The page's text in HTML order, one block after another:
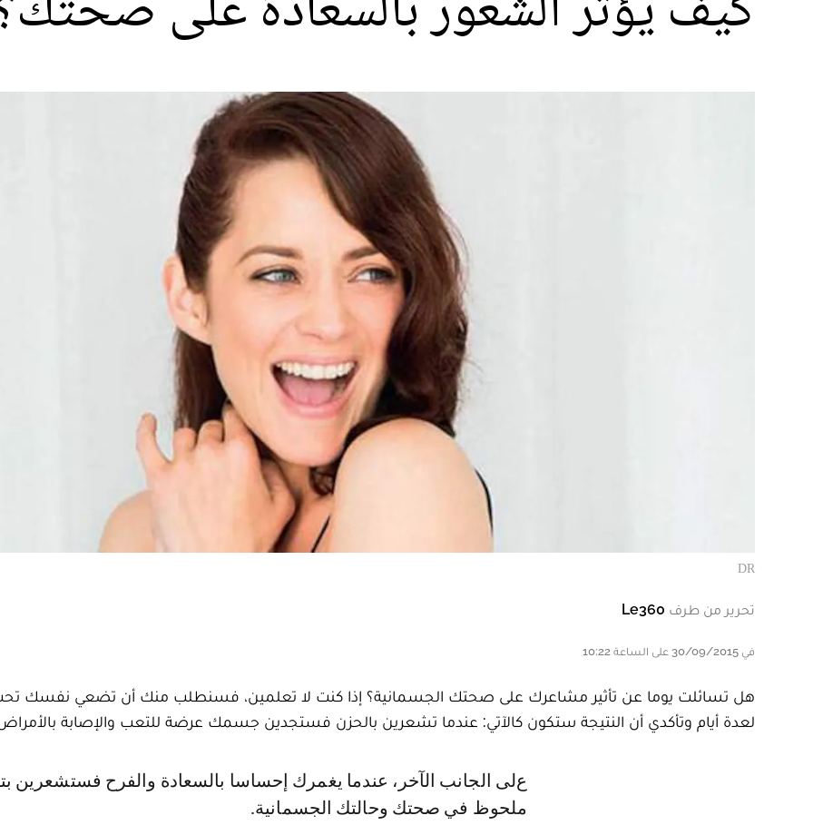
DR
تحرير من طرف Le360
في 30/09/2015 على الساعة 10:22
هل تسائلت يوما عن تأثير مشاعرك على صحتك الجسمانية؟ إذا كنت لا تعلمين، فسنطلب منك أن تضعي نفسك تحت
لعدة أيام وتأكدي أن النتيجة ستكون كالآتي: عندما تشعرين بالحزن فستجدين جسمك عرضة للتعب والإصابة
على الجانب الآخر، عندما يغمرك إحساسا بالسعادة والفرح فستشعرين بتحسن
ملحوظ في صحتك وحالتك الجسمانية.